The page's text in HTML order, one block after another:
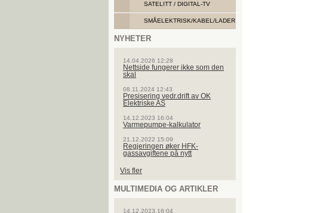
SATELITT / DIGITAL-TV
SMÅELEKTRISK/KABEL/LADER
NYHETER
14.04.2026 12:28
Nettside fungerer ikke som den
skal
08.11.2024 12:43
Presisering vedr.drift av OK
Elektriske AS
14.12.2023 16:04
Varmepumpe-kalkulator
21.12.2022 15:09
Regjeringen øker HFK-
gassavgiftene på nytt
Vis fler
MULTIMEDIA OG ARTIKLER
14.12.2023 16:04